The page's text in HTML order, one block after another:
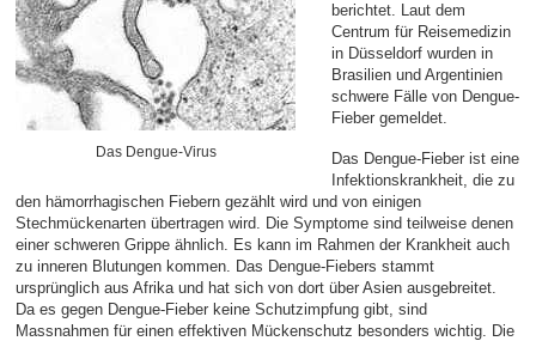
Das Dengue-Virus
berichtet. Laut dem
Centrum für Reisemedizin
in Düsseldorf wurden in
Brasilien und Argentinien
schwere Fälle von Dengue-
Fieber gemeldet.
Das Dengue-Fieber ist eine
Infektionskrankheit, die zu
den hämorrhagischen Fiebern gezählt wird und von einigen
Stechmückenarten übertragen wird. Die Symptome sind teilweise denen
einer schweren Grippe ähnlich. Es kann im Rahmen der Krankheit auch
zu inneren Blutungen kommen. Das Dengue-Fiebers stammt
ursprünglich aus Afrika und hat sich von dort über Asien ausgebreitet.
Da es gegen Dengue-Fieber keine Schutzimpfung gibt, sind
Massnahmen für einen effektiven Mückenschutz besonders wichtig. Die